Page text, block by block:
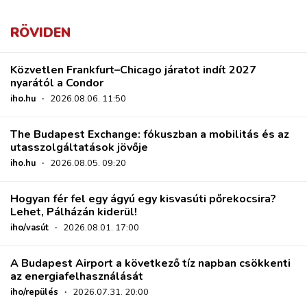
RÖVIDEN
Közvetlen Frankfurt–Chicago járatot indít 2027
nyarától a Condor
iho.hu · 2026.08.06. 11:50
The Budapest Exchange: fókuszban a mobilitás és az
utasszolgáltatások jövője
iho.hu · 2026.08.05. 09:20
Hogyan fér fel egy ágyú egy kisvasúti pőrekocsira?
Lehet, Pálházán kiderül!
iho/vasút · 2026.08.01. 17:00
A Budapest Airport a következő tíz napban csökkenti
az energiafelhasználását
iho/repülés · 2026.07.31. 20:00